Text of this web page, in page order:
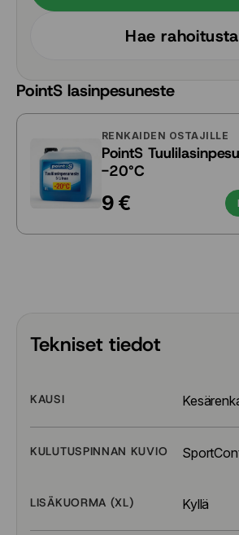
Hae rahoitusta
PointS lasinpesuneste
RENKAIDEN OSTAJILLE
PointS
-20°C
9 €
Tekniset tiedot
KAUSI
KULUTUSPINNAN KUVIO
LISÄKUORMA (XL) Kyllä